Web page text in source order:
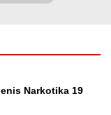
Narkotika 19